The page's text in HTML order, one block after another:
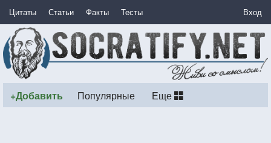
Цитаты Статьи Факты Тесты Вход
+Добавить Популярные Еще